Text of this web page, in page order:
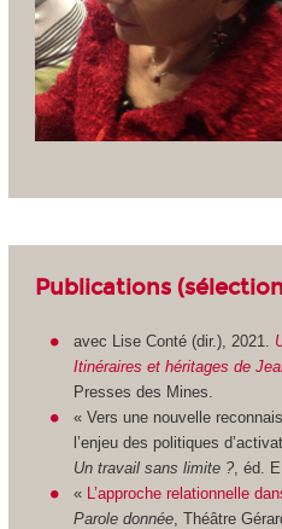
Publications
avec Lise Conté (dir.), 2021.
Itinéraires et héritages de
Presses des Mines.
« Vers une nouvelle
l’enjeu des politiques
Un travail sans limite ? , éd.
« L’approche relationnelle
Parole donnée , Théâtre